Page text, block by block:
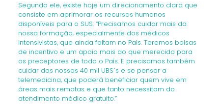
Segundo ele, existe hoje um direcionamento claro que
consiste em aprimorar os recursos humanos
disponíveis para o SUS. “Precisamos cuidar mais da
nossa formação, especialmente dos médicos
intensivistas, que ainda faltam no País. Teremos bolsas
de incentivo e um apoio mais do que merecido para
os preceptores de todo o País. E precisamos também
cuidar das nossas 40 mil UBS´s e se pensar a
telemedicina, que poderá beneficiar quem vive em
áreas mais remotas e que tanto necessitam do
atendimento médico gratuito.”